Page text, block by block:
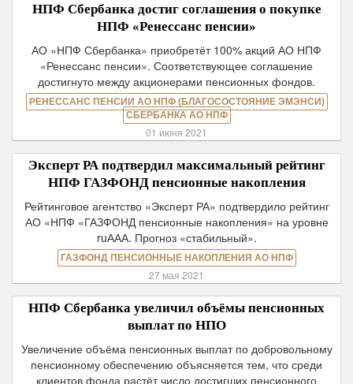
НПФ Сбербанка достиг соглашения о покупке
НПФ «Ренессанс пенсии»
АО «НПФ Сбербанка» приобретёт 100% акций АО НПФ
«Ренессанс пенсии». Соответствующее соглашение
достигнуто между акционерами пенсионных фондов.
РЕНЕССАНС ПЕНСИИ АО НПФ (БЛАГОСОСТОЯНИЕ ЭМЭНСИ)
СБЕРБАНКА АО НПФ
01 июня 2021
Эксперт РА подтвердил максимальный рейтинг
НПФ ГАЗФОНД пенсионные накопления
Рейтинговое агентство «Эксперт РА» подтвердило рейтинг
АО «НПФ «ГАЗФОНД пенсионные накопления» на уровне
ruААА. Прогноз «стабильный».
ГАЗФОНД ПЕНСИОННЫЕ НАКОПЛЕНИЯ АО НПФ
27 мая 2021
НПФ Сбербанка увеличил объёмы пенсионных
выплат по НПО
Увеличение объёма пенсионных выплат по добровольному
пенсионному обеспечению объясняется тем, что среди
клиентов фонда растёт число достигших пенсионного